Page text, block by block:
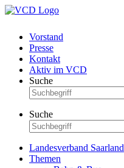
Vorstand
Presse
Kontakt
Aktiv im VCD
Suche
Suche
Landesverband Saarland
Themen